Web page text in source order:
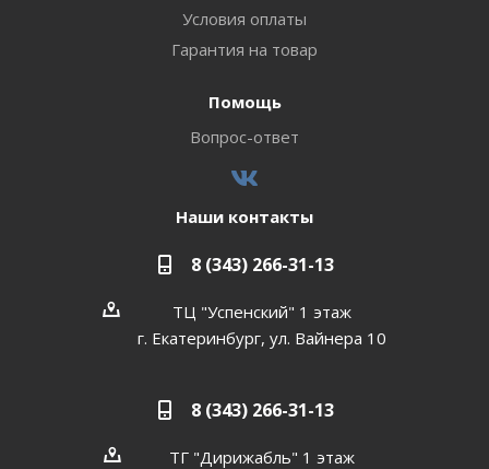
Условия оплаты
Гарантия на товар
Помощь
Вопрос-ответ
Наши контакты
8 (343) 266-31-13
ТЦ "Успенский" 1 этаж
г. Екатеринбург, ул. Вайнера 10
8 (343) 266-31-13
ТГ "Дирижабль" 1 этаж